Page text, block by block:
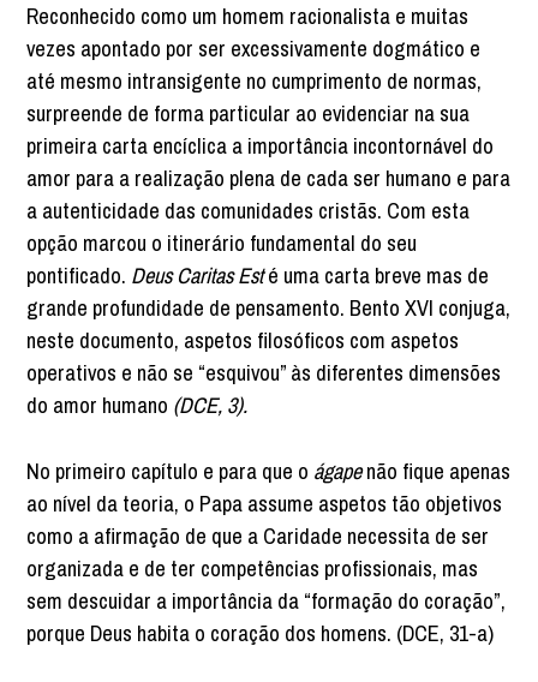
Reconhecido como um homem racionalista e muitas
vezes apontado por ser excessivamente dogmático e
até mesmo intransigente no cumprimento de normas,
surpreende de forma particular ao evidenciar na sua
primeira carta encíclica a importância incontornável do
amor para a realização plena de cada ser humano e para
a autenticidade das comunidades cristãs. Com esta
opção marcou o itinerário fundamental do seu
pontificado. Deus Caritas Esté uma carta breve mas de
grande profundidade de pensamento. Bento XVI conjuga,
neste documento, aspetos filosóficos com aspetos
operativos e não se “esquivou” às diferentes dimensões
do amor humano (DCE, 3).
No primeiro capítulo e para que o ágapenão fique apenas
ao nível da teoria, o Papa assume aspetos tão objetivos
como a afirmação de que a Caridade necessita de ser
organizada e de ter competências profissionais, mas
sem descuidar a importância da “formação do coração”,
porque Deus habita o coração dos homens. (DCE, 31-a)